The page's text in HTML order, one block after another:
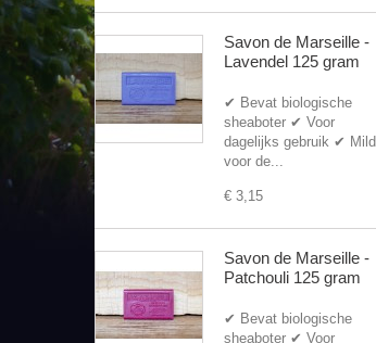
Savon de Marseille -
Lavendel 125 gram
✔ Bevat biologische
sheaboter ✔ Voor
dagelijks gebruik ✔ Mild
voor de...
€ 3,15
Savon de Marseille -
Patchouli 125 gram
✔ Bevat biologische
sheaboter ✔ Voor